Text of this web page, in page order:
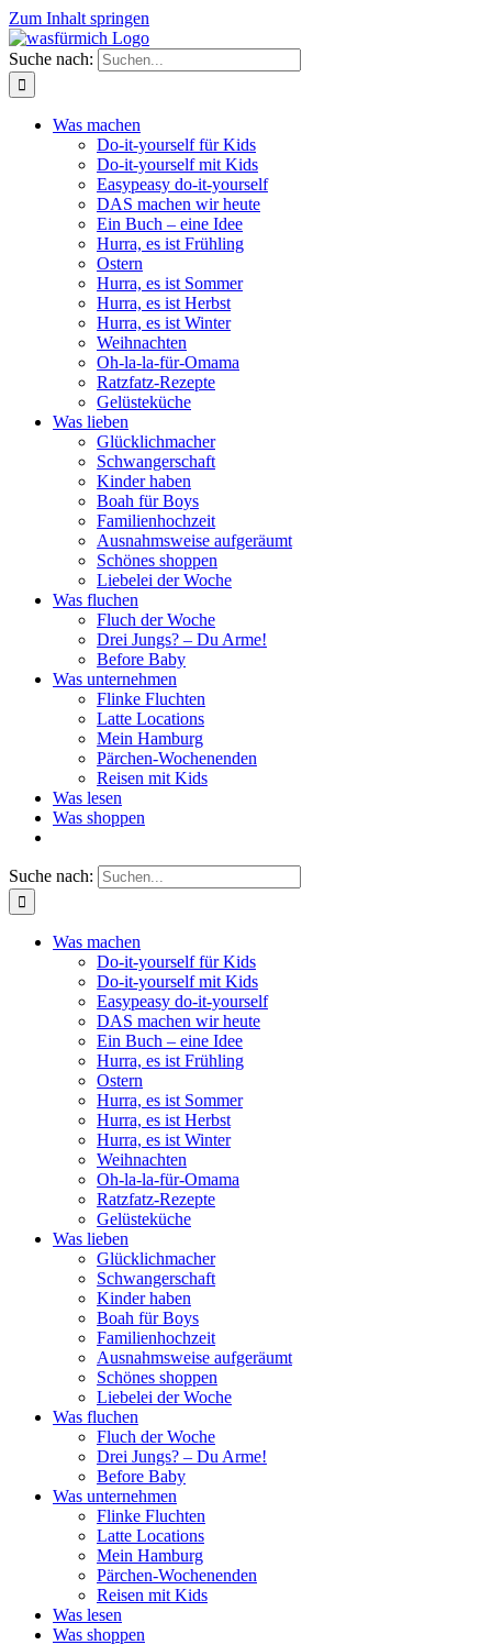
Zum Inhalt springen
Suche nach:
Was machen
Do-it-yourself für Kids
Do-it-yourself mit Kids
Easypeasy do-it-yourself
DAS machen wir heute
Ein Buch – eine Idee
Hurra, es ist Frühling
Ostern
Hurra, es ist Sommer
Hurra, es ist Herbst
Hurra, es ist Winter
Weihnachten
Oh-la-la-für-Omama
Ratzfatz-Rezepte
Gelüsteküche
Was lieben
Glücklichmacher
Schwangerschaft
Kinder haben
Boah für Boys
Familienhochzeit
Ausnahmsweise aufgeräumt
Schönes shoppen
Liebelei der Woche
Was fluchen
Fluch der Woche
Drei Jungs? – Du Arme!
Before Baby
Was unternehmen
Flinke Fluchten
Latte Locations
Mein Hamburg
Pärchen-Wochenenden
Reisen mit Kids
Was lesen
Was shoppen
Suche nach:
Was machen
Do-it-yourself für Kids
Do-it-yourself mit Kids
Easypeasy do-it-yourself
DAS machen wir heute
Ein Buch – eine Idee
Hurra, es ist Frühling
Ostern
Hurra, es ist Sommer
Hurra, es ist Herbst
Hurra, es ist Winter
Weihnachten
Oh-la-la-für-Omama
Ratzfatz-Rezepte
Gelüsteküche
Was lieben
Glücklichmacher
Schwangerschaft
Kinder haben
Boah für Boys
Familienhochzeit
Ausnahmsweise aufgeräumt
Schönes shoppen
Liebelei der Woche
Was fluchen
Fluch der Woche
Drei Jungs? – Du Arme!
Before Baby
Was unternehmen
Flinke Fluchten
Latte Locations
Mein Hamburg
Pärchen-Wochenenden
Reisen mit Kids
Was lesen
Was shoppen